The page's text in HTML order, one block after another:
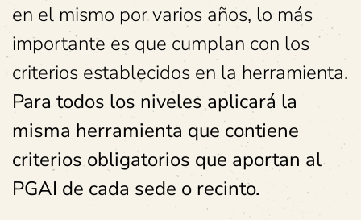
en el mismo por varios años, lo más
importante es que cumplan con los
criterios establecidos en la herramienta.
Para todos los niveles aplicará la
misma herramienta que contiene
criterios obligatorios que aportan al
PGAI de cada sede o recinto.